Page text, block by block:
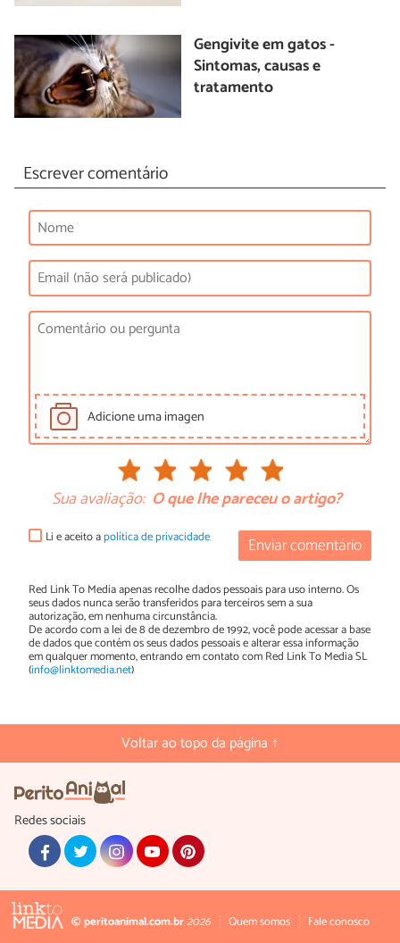
Gengivite em gatos -
Sintomas, causas e
tratamento
Escrever comentário
Adicione uma imagen
Sua avaliação: O que lhe pareceu o artigo?
Enviar comentário
Li e aceito apolítica de privacidade
Red Link To Media apenas recolhe dados pessoais para uso interno. Os
seus dados nunca serão transferidos para terceiros sem a sua
autorização, em nenhuma circunstância.
De acordo com a lei de 8 de dezembro de 1992, você pode acessar a base
de dados que contém os seus dados pessoais e alterar essa informação
em qualquer momento, entrando em contato com Red Link To Media SL
(info@linktomedia.net)
Voltar ao topo da página ↑
Redes sociais
© peritoanimal.com.br2026 Quem somos
Fale conosco